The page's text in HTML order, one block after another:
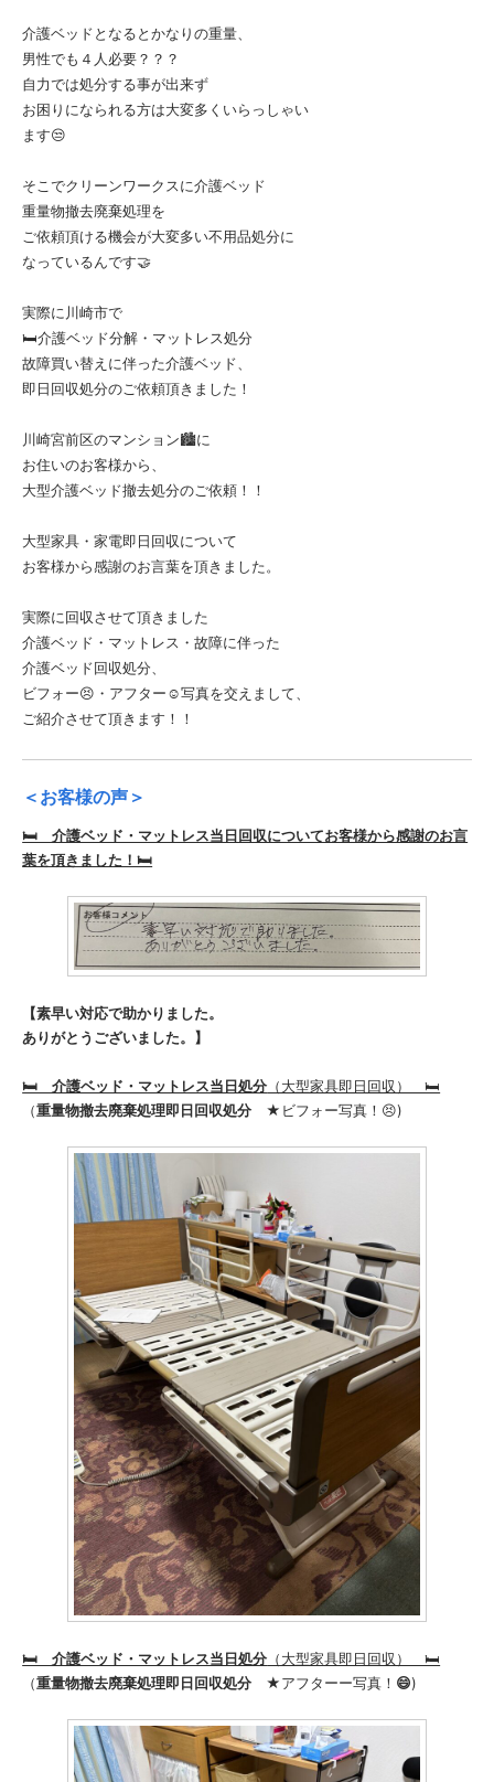
介護ベッドとなるとかなりの重量、
男性でも４人必要？？？
自力では処分する事が出来ず
お困りになられる方は大変多くいらっしゃい
ます😒
そこでクリーンワークスに介護ベッド
重量物撤去廃棄処理を
ご依頼頂ける機会が大変多い不用品処分に
なっているんです🤝
実際に川崎市で
🛏️介護ベッド分解・マットレス処分
故障買い替えに伴った介護ベッド、
即日回収処分のご依頼頂きました！
川崎宮前区のマンション🏙️に
お住いのお客様から、
大型介護ベッド撤去処分のご依頼！！
大型家具・家電即日回収について
お客様から感謝のお言葉を頂きました。
実際に回収させて頂きました
介護ベッド・マットレス・故障に伴った
介護ベッド回収処分、
ビフォー😣・アフター☺️写真を交えまして、
ご紹介させて頂きます！！
＜お客様の声＞
🛏️ 介護ベッド・マットレス当日回収についてお客様から感謝のお言
葉を頂きました！🛏️
【素早い対応で助かりました。
ありがとうございました。】
🛏️ 介護ベッド・マットレス当日処分 （大型家具即日回収） 🛏️
（重量物撤去廃棄処理即日回収処分 ★ビフォー写真！😣)
🛏️ 介護ベッド・マットレス当日処分 （大型家具即日回収） 🛏️
（重量物撤去廃棄処理即日回収処分 ★アフターー写真！ 😄)